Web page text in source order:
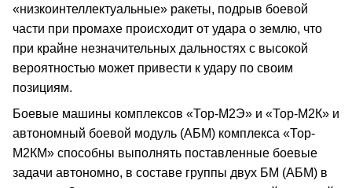
«низкоинтеллектуальные» ракеты, подрыв боевой
части при промахе происходит от удара о землю, что
при крайне незначительных дальностях с высокой
вероятностью может привести к удару по своим
позициям.
Боевые машины комплексов «Тор-М2Э» и «Тор-М2К» и
автономный боевой модуль (АБМ) комплекса «Тор-
М2КМ» способны выполнять поставленные боевые
задачи автономно, в составе группы двух БМ (АБМ) в